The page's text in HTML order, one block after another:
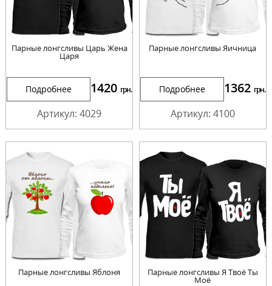
Парные лонгсливы Царь Жена
Царя
Подробнее 1420 грн.
Артикул: 4029
Парные лонгсливы Яичница
Подробнее 1362 грн.
Артикул: 4100
Парные лонгсливы Яблоня Парные лонгсливы Я Твоё Ты
Моё